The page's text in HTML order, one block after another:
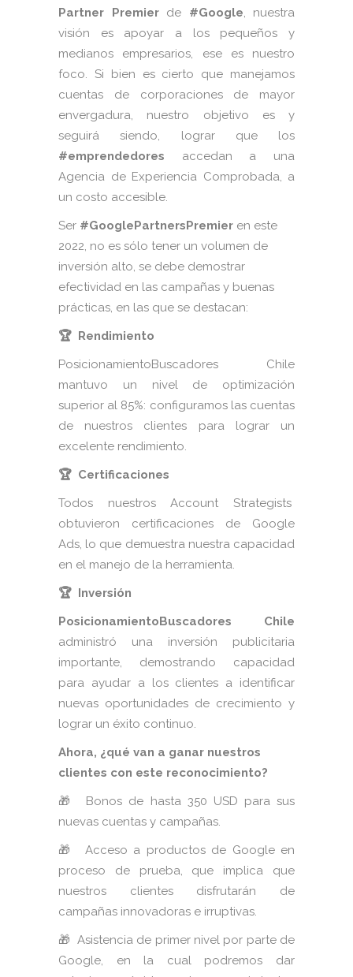
Partner Premierde #Google, nuestra
visión es apoyar a los pequeños y
medianos empresarios, ese es nuestro
foco. Si bien es cierto que manejamos
cuentas de corporaciones de mayor
envergadura, nuestro objetivo es y
seguirá siendo, lograr que los
#emprendedores accedan a una
Agencia de Experiencia Comprobada, a
un costo accesible.
Ser #GooglePartnersPremier en este
2022, no es sólo tener un volumen de
inversión alto, se debe demostrar
efectividad en las campañas y buenas
prácticas, en las que se destacan:
🏆 Rendimiento
PosicionamientoBuscadores Chile
mantuvo un nivel de optimización
superior al 85%: configuramos las cuentas
de nuestros clientes para lograr un
excelente rendimiento.
🏆 Certificaciones
Todos nuestros Account Strategists
obtuvieron certificaciones de Google
Ads, lo que demuestra nuestra capacidad
en el manejo de la herramienta.
🏆 Inversión
PosicionamientoBuscadores Chile
administró una inversión publicitaria
importante, demostrando capacidad
para ayudar a los clientes a identificar
nuevas oportunidades de crecimiento y
lograr un éxito continuo.
Ahora, ¿qué van a ganar nuestros
clientes con este reconocimiento?
🎁 Bonos de hasta 350 USD para sus
nuevas cuentas y campañas.
🎁 Acceso a productos de Google en
proceso de prueba, que implica que
nuestros clientes disfrutarán de
campañas innovadoras e irruptivas.
🎁 Asistencia de primer nivel por parte de
Google, en la cual podremos dar